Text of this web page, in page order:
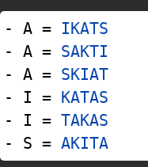
- A = IKATS
- A = SAKTI
- A = SKIAT
- I = KATAS
- I = TAKAS
- S = AKITA